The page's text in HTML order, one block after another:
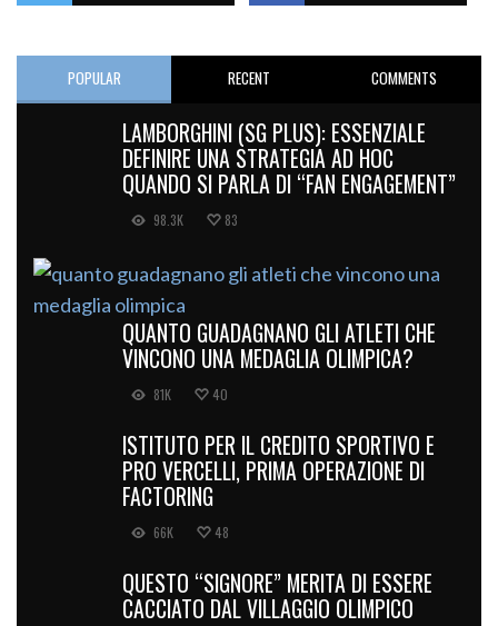
POPULAR RECENT COMMENTS
LAMBORGHINI (SG PLUS): ESSENZIALE
DEFINIRE UNA STRATEGIA AD HOC
QUANDO SI PARLA DI “FAN ENGAGEMENT”
98.3K 83
QUANTO GUADAGNANO GLI ATLETI CHE
VINCONO UNA MEDAGLIA OLIMPICA?
81K 40
ISTITUTO PER IL CREDITO SPORTIVO E
PRO VERCELLI, PRIMA OPERAZIONE DI
FACTORING
66K 48
QUESTO “SIGNORE” MERITA DI ESSERE
CACCIATO DAL VILLAGGIO OLIMPICO